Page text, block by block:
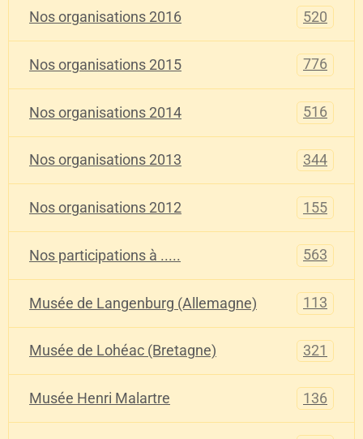
Nos organisations 2016 520
Nos organisations 2015 776
Nos organisations 2014 516
Nos organisations 2013 344
Nos organisations 2012 155
Nos participations à ..... 563
Musée de Langenburg (Allemagne) 113
Musée de Lohéac (Bretagne) 321
Musée Henri Malartre 136